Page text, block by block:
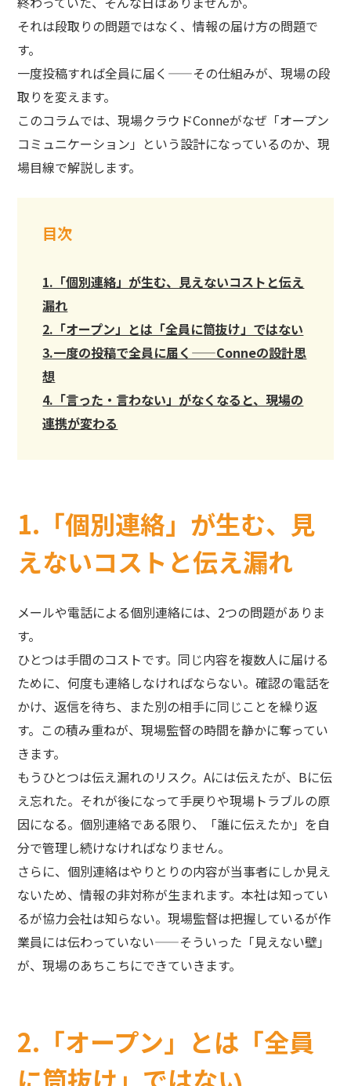
それは段取りの問題ではなく、情報の届け方の問題で
す。
一度投稿すれば全員に届く——その仕組みが、現場の段
取りを変えます。
このコラムでは、現場クラウドConneがなぜ「オープン
コミュニケーション」という設計になっているのか、現
場目線で解説します。
目次
1.「個別連絡」が生む、見えないコストと伝え
漏れ
2.「オープン」とは「全員に筒抜け」ではない
3.一度の投稿で全員に届く——Conneの設計思
想
4.「言った・言わない」がなくなると、現場の
連携が変わる
1.「個別連絡」が生む、見
えないコストと伝え漏れ
メールや電話による個別連絡には、2つの問題がありま
す。
ひとつは手間のコストです。同じ内容を複数人に届ける
ために、何度も連絡しなければならない。確認の電話を
かけ、返信を待ち、また別の相手に同じことを繰り返
す。この積み重ねが、現場監督の時間を静かに奪ってい
きます。
もうひとつは伝え漏れのリスク。Aには伝えたが、Bに伝
え忘れた。それが後になって手戻りや現場トラブルの原
因になる。個別連絡である限り、「誰に伝えたか」を自
分で管理し続けなければなりません。
さらに、個別連絡はやりとりの内容が当事者にしか見え
ないため、情報の非対称が生まれます。本社は知ってい
るが協力会社は知らない。現場監督は把握しているが作
業員には伝わっていない——そういった「見えない壁」
が、現場のあちこちにできていきます。
2.「オープン」とは「全員
に筒抜け」ではない